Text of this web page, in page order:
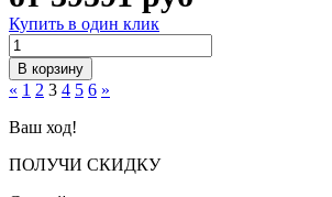
Купить в один клик
В корзину
« 1 2 3 4 5 6 »
Ваш ход!
ПОЛУЧИ СКИДКУ